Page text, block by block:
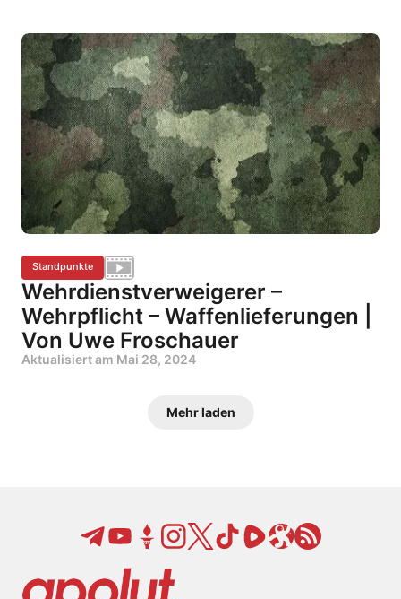
Standpunkte
Wehrdienstverweigerer –
Wehrpflicht – Waffenlieferungen |
Von Uwe Froschauer
Aktualisiert am Mai 28, 2024
Mehr laden